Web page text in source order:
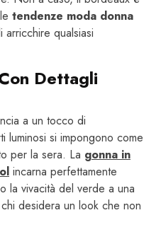
tendenze moda donna
qualsiasi
Dettagli
a un tocco di
luminosi si impongono come
per la sera. La gonna in
incarna perfettamente
la vivacità del verde a una
desidera un look che non